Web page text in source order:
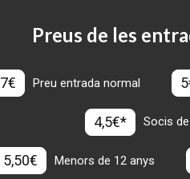
Preus de les
7€ Preu entrada normal
4,5€* Socis
5,50€ Menors de 12 anys